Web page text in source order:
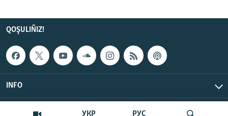
УКР РУС
QOŞULIÑIZ!
INFO
© Qırım.Aqiqat, 2026 | All Rights Reserved.